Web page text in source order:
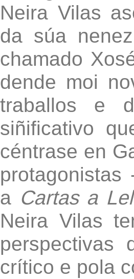
Neira Vilas
da súa
chamado
dende moi
traballos e
siñificativo
céntrase en
a Cartas a
Neira Vilas
perspectivas
crítico e pola